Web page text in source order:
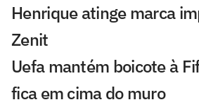
Henrique atinge marca
Zenit
Uefa mantém boicote à
fica em cima do muro